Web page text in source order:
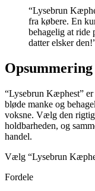
“Lysebrun
fra købere. En
behagelig at ride
datter elsker
Opsummering
“Lysebrun Kæphest”
bløde manke og
voksne. Vælg den
holdbarheden, og
handel.
Vælg “Lysebrun
Fordele